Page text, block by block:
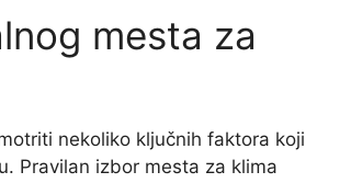
mesta za
nekoliko ključnih faktora koji
Pravilan izbor mesta za klima